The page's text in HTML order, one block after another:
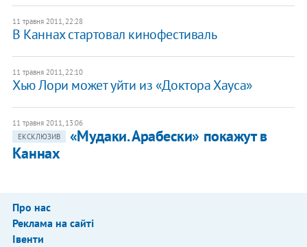
11 травня 2011, 22:28
В Каннах стартовал кинофестиваль
11 травня 2011, 22:10
Хью Лори может уйти из «Доктора Хауса»
11 травня 2011, 13:06
ЕКСКЛЮЗИВ
«Мудаки. Арабески» покажут в
Каннах
Про нас
Реклама на сайті
Івенти